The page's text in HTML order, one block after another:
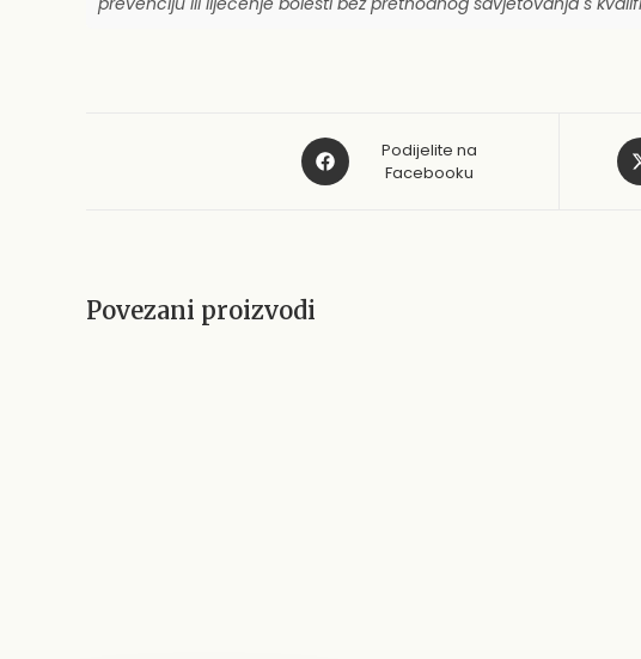
Opens
in
Podijelite na
Facebooku
in
Povezani proizvodi